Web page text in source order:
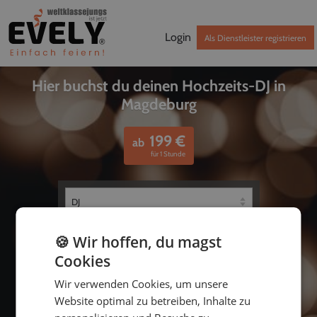
Login Als Dienstleister registrieren
Hier buchst du deinen Hochzeits-DJ in
Magdeburg
ab 199€
für 1 Stunde
bis
🍪 Wir hoffen, du magst
Cookies
Wir verwenden Cookies, um unsere
Website optimal zu betreiben, Inhalte zu